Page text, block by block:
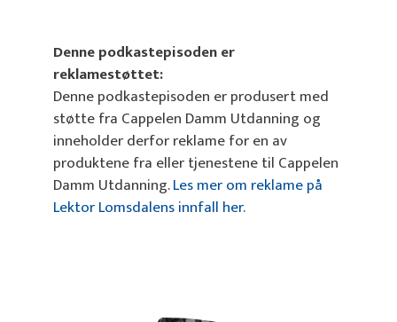
Denne podkastepisoden er
reklamestøttet:
Denne podkastepisoden er produsert med
støtte fra Cappelen Damm Utdanning og
inneholder derfor reklame for en av
produktene fra eller tjenestene til Cappelen
Damm Utdanning.Les mer om reklame på
Lektor Lomsdalens innfall her.